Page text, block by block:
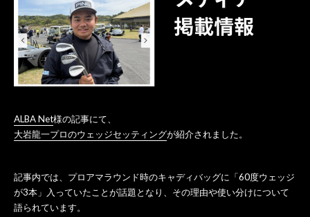
ALBA Net様の記事にて、
大岩龍一プロのウェッジセッティングが紹介されました。
記事内では、プロアマラウンド時のキャディバッグに「60度ウェッジ
が3本」入っていたことが話題となり、その理由や使い分けについて
語られています。